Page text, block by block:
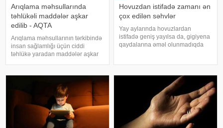
Arıqlama məhsullarında
təhlükəli maddələr aşkar
edilib - AQTA
Arıqlama məhsullarının tərkibində
insan sağlamlığı üçün ciddi
təhlükə yaradan maddələr aşkar
Qida təhlükəsizliyi şöbəsinin
müdir
Hovuzdan istifadə zamanı ən
çox edilən səhvlər
Yay aylarında hovuzlardan
istifadə geniş yayılsa da, gigiyena
qaydalarına əməl olunmadıqda
sonra duş qəbul etmək, hovuz